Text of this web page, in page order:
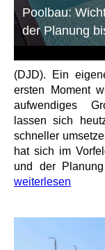
Poolbau:
der Planung
(DJD). Ein
ersten Moment
aufwendiges
lassen sich
schneller
hat sich im
und der
weiterlesen